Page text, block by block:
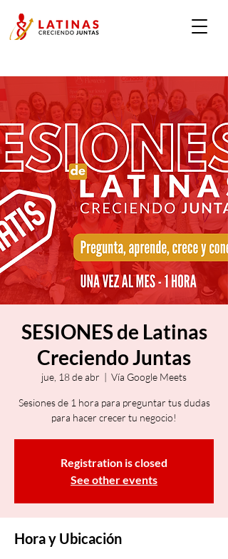
SESIONES de Latinas
Creciendo Juntas
jue, 18 de abr
  |
Vía Google Meets
Sesiones de 1 hora para preguntar tus dudas
para hacer crecer tu negocio!
Registration is closed
See other events
Hora y Ubicación